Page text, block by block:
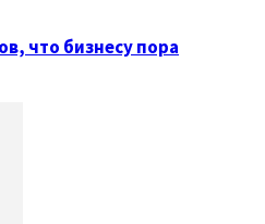
что бизнесу пора